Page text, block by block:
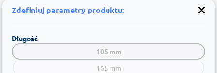
Zdefiniuj parametry produktu:
Długość
105 mm
165 mm